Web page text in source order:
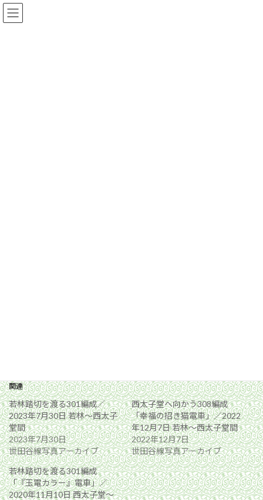
コ
ン
ナ
ビ
関連
若林踏切を渡る301編成／
2023年7月30日 若林〜西太子
堂間
2023年7月30日
世田谷線写真アーカイブ
西太子堂へ向かう308編成
「幸福の招き猫電車」／2022
年12月7日 若林〜西太子堂間
2022年12月7日
世田谷線写真アーカイブ
若林踏切を渡る301編成
「『玉電カラー』電車」／
2020年11月10日 西太子堂〜